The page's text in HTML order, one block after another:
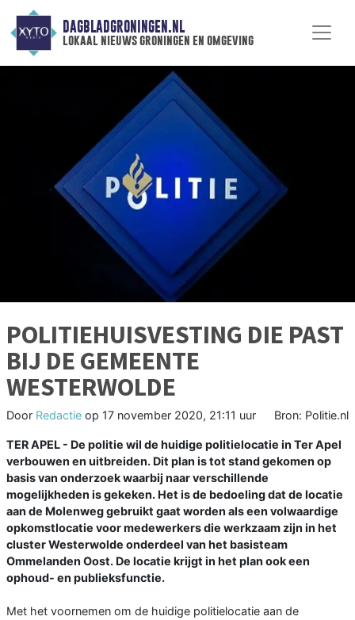
DAGBLADGRONINGEN.NL
lokaal nieuws groningen en omgeving
POLITIEHUISVESTING DIE PAST
BIJ DE GEMEENTE
WESTERWOLDE
Door Redactie op 17 november 2020, 21:11 uur Bron: Politie.nl
TER APEL - De politie wil de huidige politielocatie in Ter Apel
verbouwen en uitbreiden. Dit plan is tot stand gekomen op
basis van onderzoek waarbij naar verschillende
mogelijkheden is gekeken. Het is de bedoeling dat de locatie
aan de Molenweg gebruikt gaat worden als een volwaardige
opkomstlocatie voor medewerkers die werkzaam zijn in het
cluster Westerwolde onderdeel van het basisteam
Ommelanden Oost. De locatie krijgt in het plan ook een
ophoud- en publieksfunctie.
Met het voornemen om de huidige politielocatie aan de